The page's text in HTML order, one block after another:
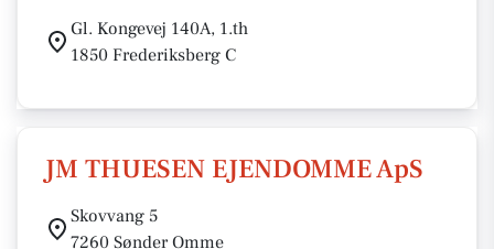
Gl. Kongevej 140A, 1.th
1850 Frederiksberg C
JM THUESEN EJENDOMME ApS
Skovvang 5
7260 Sønder Omme